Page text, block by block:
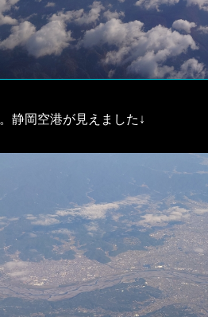
静岡空港が見えました↓